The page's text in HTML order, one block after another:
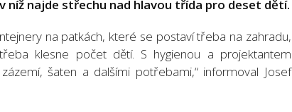
níž najde střechu nad hlavou třída pro deset dětí.
na patkách, které se postaví třeba na zahradu,
klesne počet dětí. S hygienou a projektantem
šaten a dalšími potřebami,“ informoval Josef